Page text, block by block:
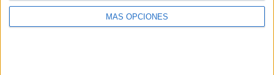
MÁS OPCIONES